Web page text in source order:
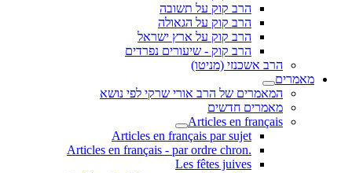
הרב קוק על תשובה
הרב קוק על הגאולה
הרב קוק על ארץ ישראל
הרב קוק - שיעורים נפרדים
הרב אשכנזי (מניטו)
מאמרים
המאמרים של הרב אורי שרקי לפי נושא
מאמרים חדשים
Articles en français
Articles en français par sujet
.Articles en français - par ordre chron
Les fêtes juives